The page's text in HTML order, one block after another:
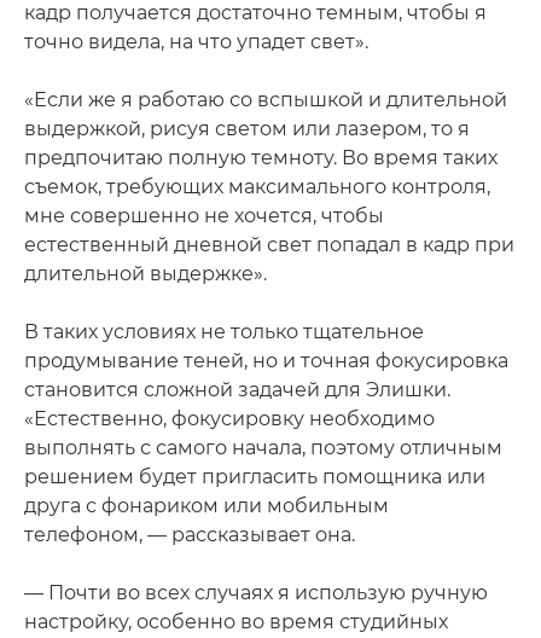
кадр получается достаточно темным, чтобы я
точно видела, на что упадет свет».
«Если же я работаю со вспышкой и длительной
выдержкой, рисуя светом или лазером, то я
предпочитаю полную темноту. Во время таких
съемок, требующих максимального контроля,
мне совершенно не хочется, чтобы
естественный дневной свет попадал в кадр при
длительной выдержке».
В таких условиях не только тщательное
продумывание теней, но и точная фокусировка
становится сложной задачей для Элишки.
«Естественно, фокусировку необходимо
выполнять с самого начала, поэтому отличным
решением будет пригласить помощника или
друга с фонариком или мобильным
телефоном, — рассказывает она.
— Почти во всех случаях я использую ручную
настройку, особенно во время студийных